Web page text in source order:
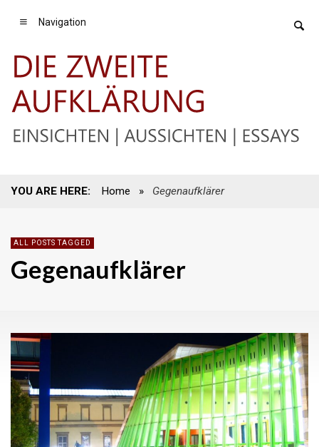
Navigation
YOU ARE HERE: Home » Gegenaufklärer
ALL POSTS TAGGED
Gegenaufklärer